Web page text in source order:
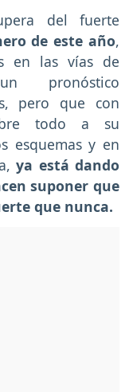
del fuerte
de este año,
en las vías de
pronóstico
pero que con
todo a su
esquemas y en
ya está dando
suponer que
que nunca.